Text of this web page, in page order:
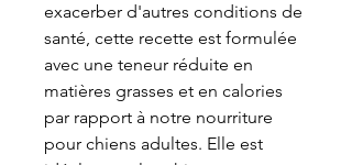
exacerber d'autres conditions de
santé, cette recette est formulée
avec une teneur réduite en
matières grasses et en calories
par rapport à notre nourriture
pour chiens adultes. Elle est